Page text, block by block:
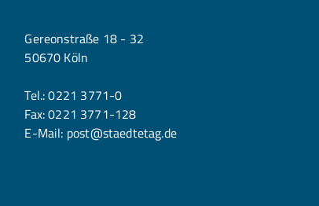
Gereonstraße 18 - 32
50670 Köln
Tel.:0221 3771-0
Fax: 0221 3771-128
E-Mail: post@staedtetag.de